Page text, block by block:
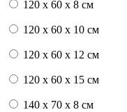
120 x 60 x 8 см
120 x 60 x 10 см
120 x 60 x 12 см
120 x 60 x 15 см
140 x 70 x 8 см